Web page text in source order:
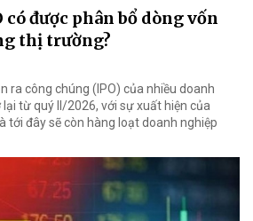
có được phân bổ dòng vốn
thị trường?
ra công chúng (IPO) của nhiều doanh
từ quý II/2026, với sự xuất hiện của
tới đây sẽ còn hàng loạt doanh nghiệp